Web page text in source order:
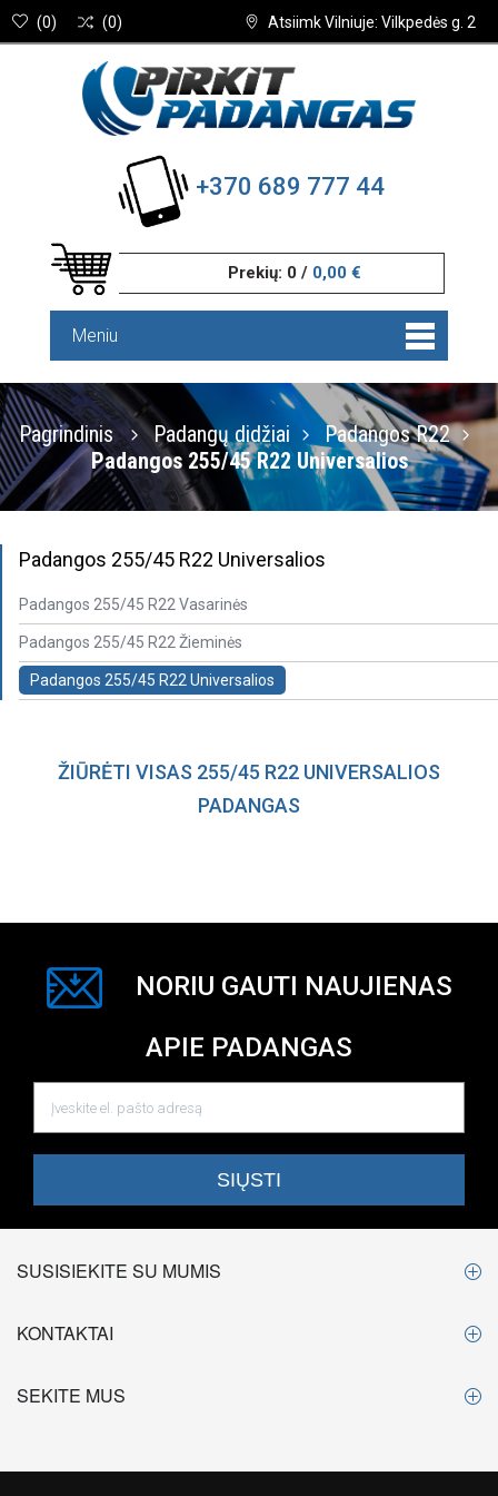
Atsiimk Vilniuje: Vilkpedės g. 2
(0) (0)
+370 689 777 44
Prekių: 0 / 0,00 €
Meniu
Pagrindinis Padangų didžiai
Padangos R22
Padangos 255/45 R22 Universalios
Padangos 255/45 R22 Universalios
Padangos 255/45 R22 Vasarinės
Padangos 255/45 R22 Žieminės
Padangos 255/45 R22 Universalios
ŽIŪRĖTI VISAS 255/45 R22 UNIVERSALIOS
PADANGAS
NORIU GAUTI NAUJIENAS
APIE PADANGAS
SUSISIEKITE SU MUMIS
KONTAKTAI
SEKITE MUS